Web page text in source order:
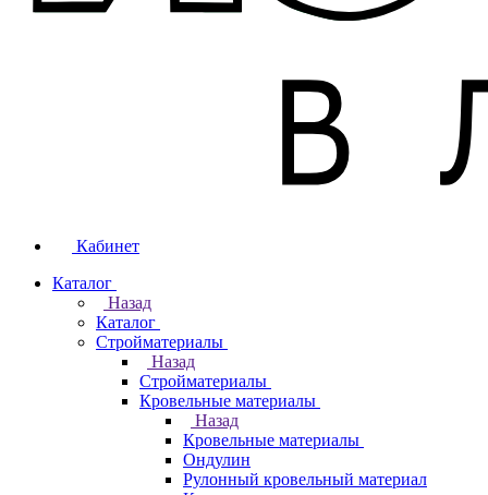
Кабинет
Каталог
Назад
Каталог
Стройматериалы
Назад
Стройматериалы
Кровельные материалы
Назад
Кровельные материалы
Ондулин
Рулонный кровельный материал